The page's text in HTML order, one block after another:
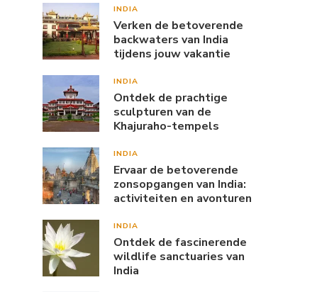
INDIA
Verken de betoverende
backwaters van India
tijdens jouw vakantie
INDIA
Ontdek de prachtige
sculpturen van de
Khajuraho-tempels
INDIA
Ervaar de betoverende
zonsopgangen van India:
activiteiten en avonturen
INDIA
Ontdek de fascinerende
wildlife sanctuaries van
India